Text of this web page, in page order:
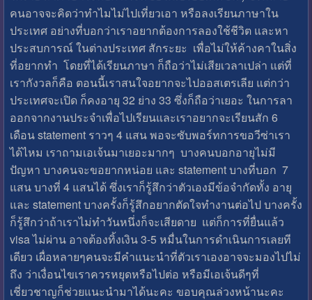
คนอาจจะคิดว่าทำไมไม่ไปเที่ยวเอา หรือลงเรียนภาษาใน
ประเทศ อย่างที่บอกว่าเราอยากต้องการลองใช้ชีวิต และหา
ประสบการณ์ ในต่างประเทศ สักระยะ เพื่อไม่ให้ค้างคาในสิ่ง
ที่อยากทำ โดยที่ได้เรียนภาษา ก็ถือว่าไม่เสียเวลาเปล่า แต่ที่
เรากังวลก็คือ ตอนนี้เราสนใจอยากจะไปออสเตรเลีย แต่กว่า
ประเทศจะเปิด ก็คงอายุ 32 ย่าง 33 ซึ่งก็ถือว่าเยอะ ในการลา
ออกจากงานประจำเพื่อไปเรียนและเราอยากจะเรียนสัก 6
เดือน statement ราวๆ 4 แสน พอจะซับพอร์ทการขอวีซ่าเรา
ได้ไหม เราถามเอเจ้นมาเยอะมากๆ บางคนบอกอายุไม่มี
ปัญหา บางคนจะขอยากหน่อย และ statement บางที่บอก 7
แสน บางที่ 4 แสนได้ ซึ่งเราก็รู้สึกว่าตัวเองมีข้อจำกัดทั้ง อายุ
และ statement บางครั้งก็รู้สึกอยากตัดใจทำงานต่อไป บางครั้ง
ก็รู้สึกว่าถ้าเราไม่ทำวันหนึ่งก็จะเสียดาย แต่ก็การที่ยื่นแล้ว
visa ไม่ผ่าน อาจต้องทิ้งเงิน 3-5 หมื่นในการดำเนินการเลยที
เดียว เผื่อหลายๆคนจะมีคำแนะนำที่ตัวเราเองอาจจะมองไปไม่
ถึง ว่าเงื่อนไขเราควรหยุดหรือไปต่อ หรือมีเอเจ้นดีๆที่
เชี่ยวชาญก็ช่วยแนะนำมาได้นะคะ ขอบคุณล่วงหน้านะคะ